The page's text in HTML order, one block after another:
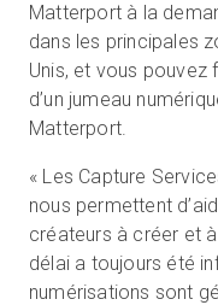
Matterport à la
dans les principales
Unis, et vous pouvez
d’un jumeau
Matterport.
« Les Capture
nous permettent
créateurs à créer et
délai a toujours été
numérisations sont